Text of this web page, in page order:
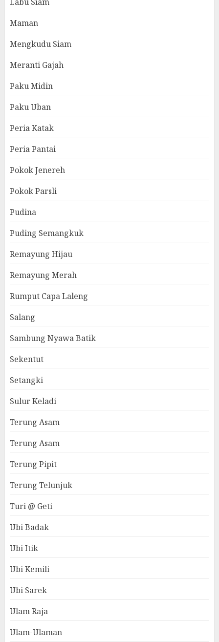
Maman
Mengkudu Siam
Meranti Gajah
Paku Midin
Paku Uban
Peria Katak
Peria Pantai
Pokok Jenereh
Pokok Parsli
Pudina
Puding Semangkuk
Remayung Hijau
Remayung Merah
Rumput Capa Laleng
Salang
Sambung Nyawa Batik
Sekentut
Setangki
Sulur Keladi
Terung Asam
Terung Asam
Terung Pipit
Terung Telunjuk
Turi @ Geti
Ubi Badak
Ubi Itik
Ubi Kemili
Ubi Sarek
Ulam Raja
Ulam-Ulaman